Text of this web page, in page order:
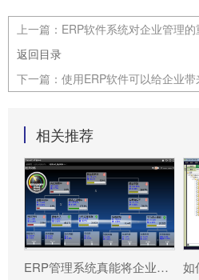
上一篇： ERP软件系统对企业管理
返回目录
下一篇： 使用ERP软件可以给企业
相关推荐
ERP管理系统真能将企业数据转化为可执行决策吗?